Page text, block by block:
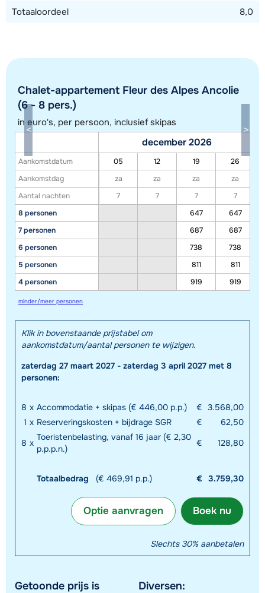
Toon alle accommodaties in dit gebied
Deze kaart geeft een indicatie van de ligging van onze accommodaties. De
exacte locatie kan enigszins afwijken.
Totaaloordeel 8,0
Chalet-appartement Fleur des Alpes Ancolie
(6 - 8 pers.)
in euro's, per persoon, inclusief skipas
Aankomstdatum
Aankomstdag
Aantal nachten
8 personen
7 personen
6 personen
5 personen
4 personen
december 2026
05 12 19
26
za
za za
za
7
7 7
7
647
647
687
687
738
738
811
811
919
919
minder/meer personen
Klik in bovenstaande prijstabel om
aankomstdatum/aantal personen te wijzigen.
zaterdag 27 maart 2027 - zaterdag 3 april 2027 met 8
personen:
8 x Accommodatie + skipas (€ 446,00 p.p.) € 3.568,00
1 x Reserveringskosten + bijdrage SGR €
62,50
8 x
Toeristenbelasting, vanaf 16 jaar (€ 2,30
p.p.p.n.)
€ 128,80
Totaalbedrag (€ 469,91 p.p.) € 3.759,30
Boek nu
Optie aanvragen
Slechts 30% aanbetalen
Getoonde prijs is
Diversen: